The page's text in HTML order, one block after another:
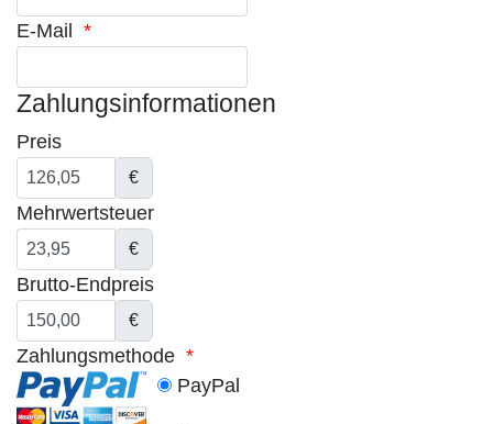
E-Mail *
Zahlungsinformationen
Preis
€
Mehrwertsteuer
€
Brutto-Endpreis
€
Zahlungsmethode *
PayPal